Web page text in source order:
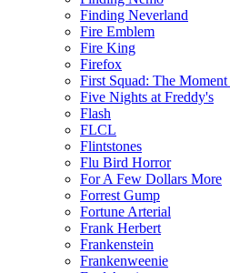
Finding Neverland
Fire Emblem
Fire King
Firefox
First Squad: The
Five Nights at Freddy's
Flash
FLCL
Flintstones
Flu Bird Horror
For A Few Dollars More
Forrest Gump
Fortune Arterial
Frank Herbert
Frankenstein
Frankenweenie